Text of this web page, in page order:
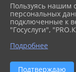
Пользуясь нашим
персональных
подключенные к
"Госуслуги",
Подробнее
Подтверждаю